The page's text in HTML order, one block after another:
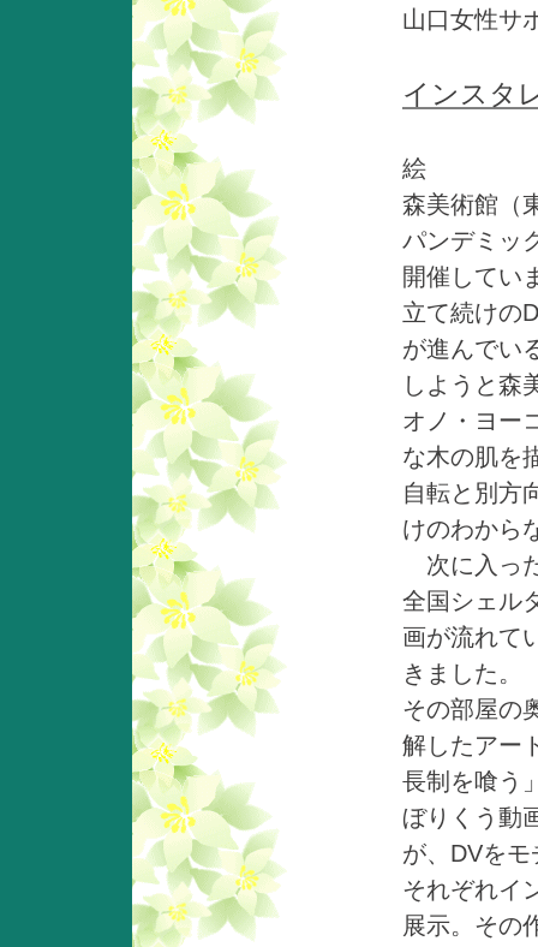
山口女性サ
インスタ
絵
森美術館（
パンデミッ
開催してい
立て続けの
が進んでい
しようと森
オノ・ヨー
な木の肌を
自転と別方
けのわから
次に入っ
全国シェル
画が流れて
きました。
その部屋の
解したアー
長制を喰う
ぼりくう動
が、DVを
それぞれイ
展示。その